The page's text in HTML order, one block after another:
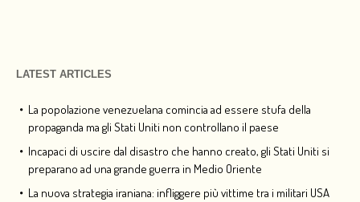
LATEST ARTICLES
La popolazione venezuelana comincia ad essere stufa della
propaganda ma gli Stati Uniti non controllano il paese
Incapaci di uscire dal disastro che hanno creato, gli Stati Uniti si
preparano ad una grande guerra in Medio Oriente
La nuova strategia iraniana: infliggere più vittime tra i militari USA